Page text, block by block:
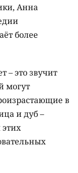
Анна
более
– это звучит
могут
в
и дуб –